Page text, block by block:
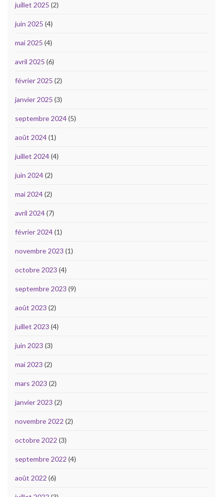
juillet 2025 (2)
juin 2025 (4)
mai 2025 (4)
avril 2025 (6)
février 2025 (2)
janvier 2025 (3)
septembre 2024(5)
août 2024(1)
juillet 2024(4)
juin 2024(2)
mai 2024(2)
avril 2024(7)
février 2024(1)
novembre 2023 (1)
octobre 2023 (4)
septembre 2023 (9)
août 2023 (2)
juillet 2023 (4)
juin 2023 (3)
mai 2023 (2)
mars 2023 (2)
janvier 2023 (2)
novembre 2022 (2)
octobre 2022 (3)
septembre 2022 (4)
août 2022 (6)